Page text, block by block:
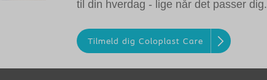
til din hverdag - lige når det passer dig.
Tilmeld dig Coloplast Care